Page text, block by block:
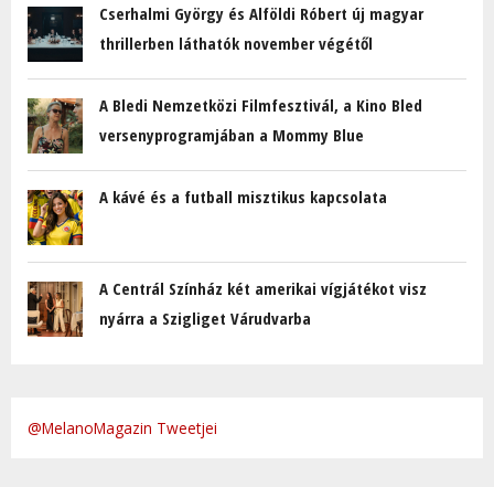
Cserhalmi György és Alföldi Róbert új magyar
thrillerben láthatók november végétől
A Bledi Nemzetközi Filmfesztivál, a Kino Bled
versenyprogramjában a Mommy Blue
A kávé és a futball misztikus kapcsolata
A Centrál Színház két amerikai vígjátékot visz
nyárra a Szigliget Várudvarba
@MelanoMagazin Tweetjei